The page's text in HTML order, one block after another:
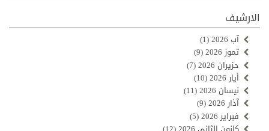
الارشيف
آب 2026
(1)
تموز 2026
(9)
حزيران 2026
(7)
أيار 2026
(10)
نيسان 2026
(11)
آذار 2026
(9)
فبراير 2026
(5)